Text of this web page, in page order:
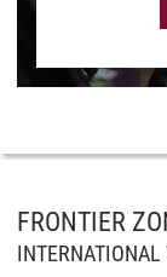
Videos
an EU-
verarbeitet
Videos.
FRONTIER